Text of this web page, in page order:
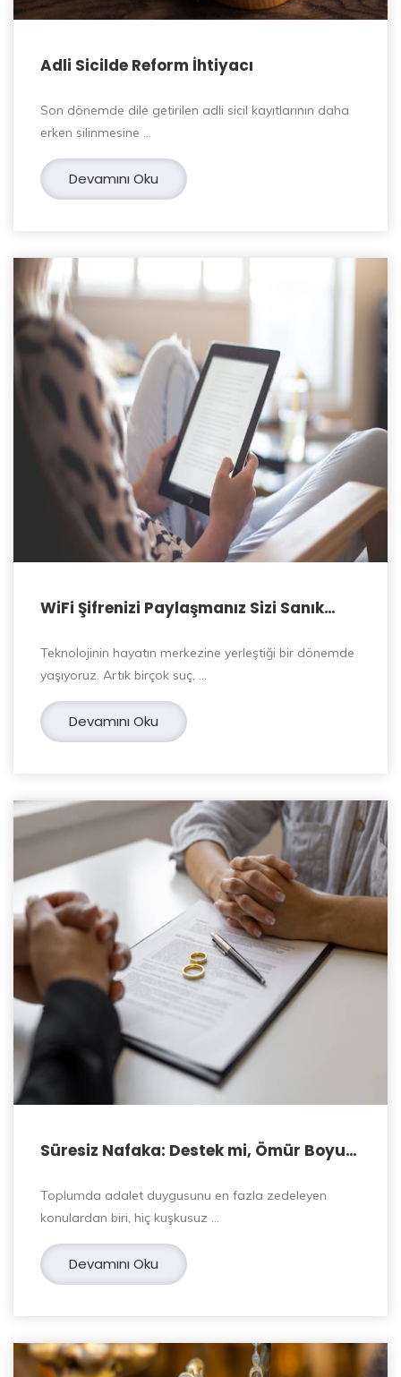
Adli Sicilde Reform İhtiyacı
Son dönemde dile getirilen adli sicil kayıtlarının daha
erken silinmesine …
Devamını Oku
WiFi Şifrenizi Paylaşmanız Sizi Sanık
Teknolojinin hayatın merkezine yerleştiği bir dönemde
yaşıyoruz. Artık birçok suç, …
Devamını Oku
Süresiz Nafaka: Destek mi, Ömür Boyu
Toplumda adalet duygusunu en fazla zedeleyen
konulardan biri, hiç kuşkusuz …
Devamını Oku